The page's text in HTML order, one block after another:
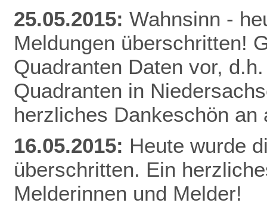
25.05.2015: Wahnsinn -
Meldungen überschritten!
Quadranten Daten vor,
Quadranten in
herzliches Dankeschön
16.05.2015: Heute wurde
überschritten. Ein
Melderinnen und Melder!